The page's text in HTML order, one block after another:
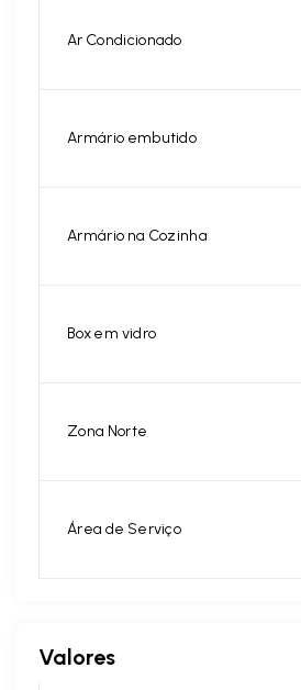
Ar Condicionado
Armário embutido
Armário na Cozinha
Box em vidro
Zona Norte
Área de Serviço
Valores